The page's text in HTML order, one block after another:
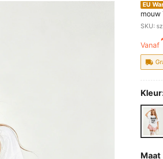
EU
mouw
print
SKU:
Vanaf
Maat